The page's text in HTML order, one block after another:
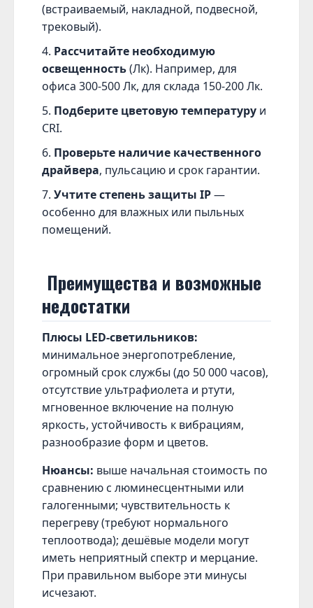
(встраиваемый, накладной, подвесной,
трековый).
Рассчитайте необходимую
освещенность(Лк). Например, для
офиса 300-500 Лк, для склада 150-200 Лк.
Подберите цветовую температуру и
CRI.
Проверьте наличие качественного
драйвера, пульсацию и срок гарантии.
Учтите степень защиты IP—
особенно для влажных или пыльных
помещений.
Преимущества и возможные
недостатки
Плюсы LED-светильников:
минимальное энергопотребление,
огромный срок службы (до 50 000 часов),
отсутствие ультрафиолета и ртути,
мгновенное включение на полную
яркость, устойчивость к вибрациям,
разнообразие форм и цветов.
Нюансы: выше начальная стоимость по
сравнению с люминесцентными или
галогенными; чувствительность к
перегреву (требуют нормального
теплоотвода); дешёвые модели могут
иметь неприятный спектр и мерцание.
При правильном выборе эти минусы
исчезают.